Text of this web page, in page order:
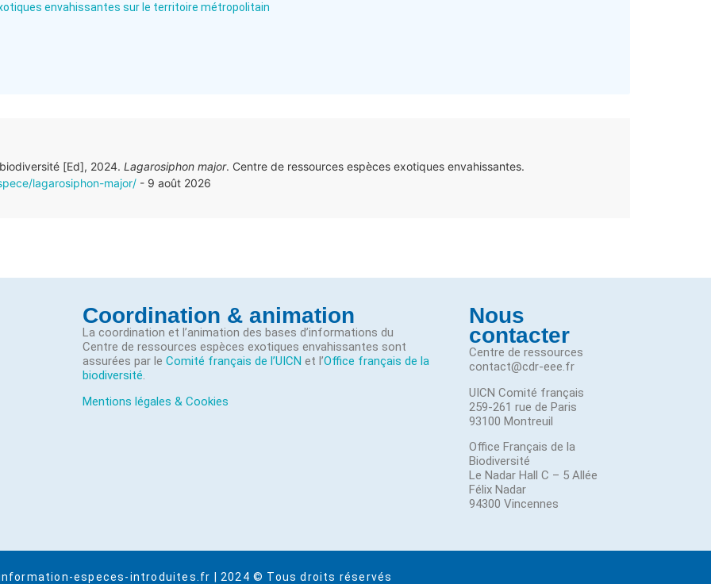
envahissantes sur le territoire métropolitain
[Ed], 2024. Lagarosiphon major. Centre de ressources espèces exotiques envahissantes.
lagarosiphon-major/ - 9 août 2026
Coordination & animation
La coordination et l’animation des bases d’informations du
Centre de ressources espèces exotiques envahissantes sont
assurées par le Comité français de l’UICN et l’Office français de la
biodiversité.
Mentions légales & Cookies
Nous
contacter
Centre de ressources
contact@cdr-eee.fr
UICN Comité français
259-261 rue de Paris
93100 Montreuil
Office Français de la
Biodiversité
Le Nadar Hall C – 5 Allée
Félix Nadar
94300 Vincennes
especes-introduites.fr | 2024 © Tous droits réservés